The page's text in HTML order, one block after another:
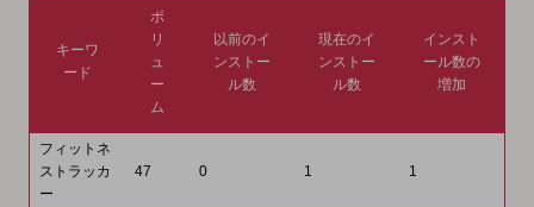
キーワ
ード
ボ
リ
ュ
ー
ム
以前のイ
ンストー
ル数
現在のイ
ンストー
ル数
インスト
ール数の
増加
フィットネ
ストラッカ
ー
47 0 1 1